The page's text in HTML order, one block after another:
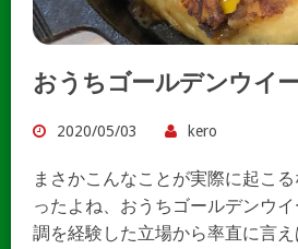
おうちゴールデンウイ
2020/05/03 kero
まさかこんなことが実際に起こ
ったよね、おうちゴールデンウ
調を経験した立場から率直に言